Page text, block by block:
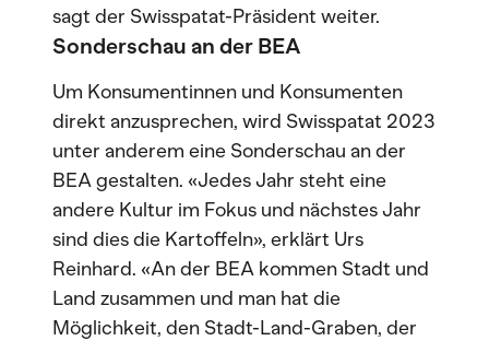
sagt der Swisspatat-Präsident weiter.
Sonderschau an der BEA
Um Konsumentinnen und Konsumenten
direkt anzusprechen, wird Swisspatat 2023
unter anderem eine Sonderschau an der
BEA gestalten. «Jedes Jahr steht eine
andere Kultur im Fokus und nächstes Jahr
sind dies die Kartoffeln», erklärt Urs
Reinhard. «An der BEA kommen Stadt und
Land zusammen und man hat die
Möglichkeit, den Stadt-Land-Graben, der